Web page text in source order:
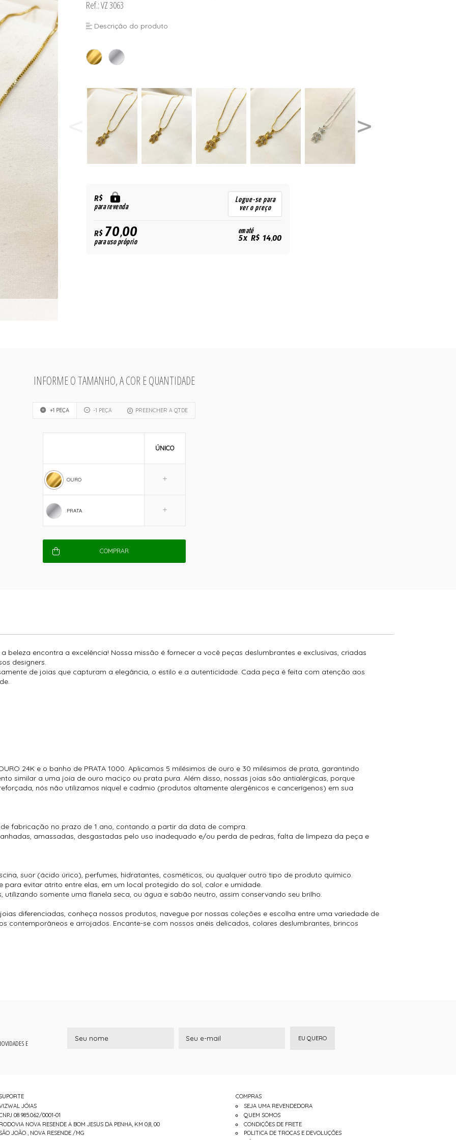
Ref.: VZ 3063
Descrição do produto
R$
para revenda
Logue-se para
ver o preço
R$70,00
para uso próprio
em até
5x R$ 14,00
INFORME O TAMANHO, A COR E QUANTIDADE
+1 PEÇA -1 PEÇA PREENCHER A QTDE
OURO
PRATA
ÚNICO
COMPRAR
beleza encontra a excelência! Nossa missão é fornecer a você peças deslumbrantes e exclusivas, criadas
designers.
de joias que capturam a elegância, o estilo e a autenticidade. Cada peça é feita com atenção aos
24K e o banho de PRATA 1000. Aplicamos 5 milésimos de ouro e 30 milésimos de prata, garantindo
similar a uma joia de ouro maciço ou prata pura. Além disso, nossas joias são antialérgicas, porque
nós não utilizamos níquel e cadmio (produtos altamente alergênicos e cancerígenos) em sua
fabricação no prazo de 1 ano, contando a partir da data de compra.
amassadas, desgastadas pelo uso inadequado e/ou perda de pedras, falta de limpeza da peça e
suor (ácido úrico), perfumes, hidratantes, cosméticos, ou qualquer outro tipo de produto químico.
evitar atrito entre elas, em um local protegido do sol, calor e umidade.
utilizando somente uma flanela seca, ou água e sabão neutro, assim conservando seu brilho.
diferenciadas, conheça nossos produtos, navegue por nossas coleções e escolha entre uma variedade de
contemporâneos e arrojados. Encante-se com nossos anéis delicados, colares deslumbrantes, brincos
E EU QUERO
JÓIAS
08.985.062/0001-01
NOVA RESENDE A BOM JESUS DA PENHA, KM 0,8, 00
JOÃO , NOVA RESENDE /MG
COMPRAS
SEJA UMA REVENDEDORA
QUEM SOMOS
CONDIÇÕES DE FRETE
POLITICA DE TROCAS E DEVOLUÇÕES